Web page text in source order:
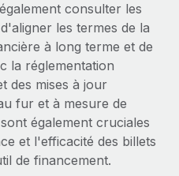
sur les risques en
informatiques
consulter les
les termes de la
à long terme et de
la réglementation
des mises à jour
fur et à mesure de
également cruciales
et l'efficacité des billets
de financement.